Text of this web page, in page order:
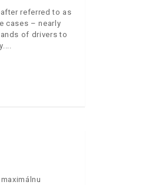
referred to as
cases – nearly
of drivers to